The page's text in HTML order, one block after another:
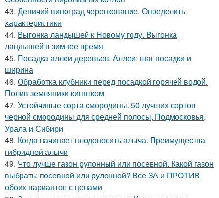
43. Девичий виноград черенкование. Определить
характеристики
44. Выгонка ландышей к Новому году. Выгонка
ландышей в зимнее время
45. Посадка аллеи деревьев. Аллеи: шаг посадки и
ширина
46. Обработка клубники перед посадкой горячей водой.
Полив земляники кипятком
47. Устойчивые сорта смородины. 50 лучших сортов
черной смородины для средней полосы, Подмосковья,
Урала и Сибири
48. Когда начинает плодоносить алыча. Преимущества
гибридной алычи
49. Что лучше газон рулонный или посевной. Какой газон
выбрать: посевной или рулонной? Все ЗА и ПРОТИВ
обоих вариантов с ценами